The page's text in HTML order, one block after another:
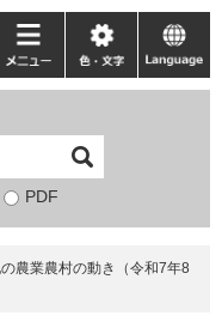
PDF
メ
色・
文
language
農業農村の動き（令和7年8